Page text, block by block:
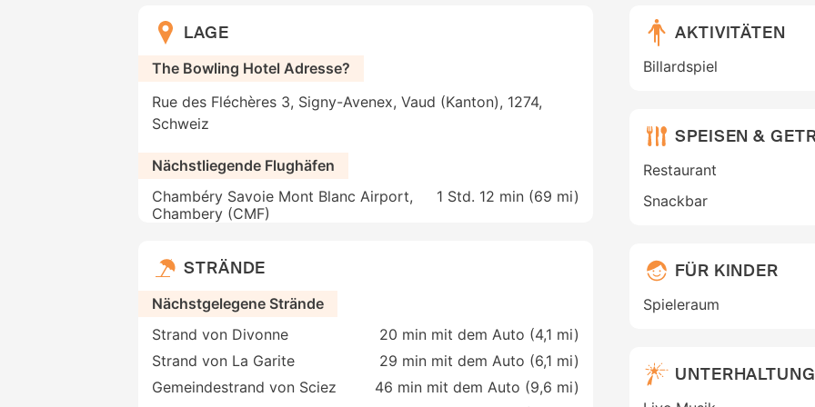
LAGE
The Bowling Hotel Adresse?
Rue des Fléchères 3, Signy-Avenex, Vaud (Kanton), 1274,
Schweiz
Nächstliegende Flughäfen
Chambéry Savoie Mont Blanc Airport,
Chambery (CMF)
1 Std. 12 min (69 mi)
STRÄNDE
Nächstgelegene Strände
Strand von Divonne
20 min mit dem Auto (4,1 mi)
Strand von La Garite
29 min mit dem Auto (6,1 mi)
Gemeindestrand von Sciez
46 min mit dem Auto (9,6 mi)
AKTIVITÄTEN
Billardspiel
SPEISEN &
Restaurant
Snackbar
FÜR KINDER
Spieleraum
UNTERHALTUNG